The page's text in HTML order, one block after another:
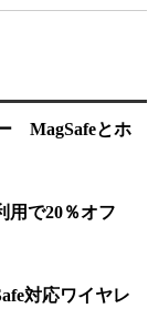
MagSafeとホ
用で20％オフ
対応ワイヤレ